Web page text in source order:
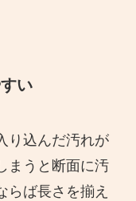
い
り込んだ汚れが
まうと断面に汚
らば長さを揃え